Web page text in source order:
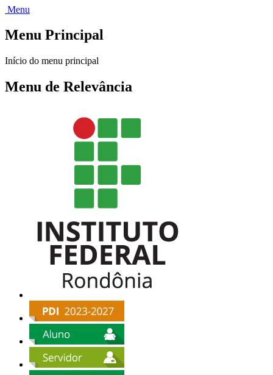
Menu
Menu Principal
Início do menu principal
Menu de Relevância